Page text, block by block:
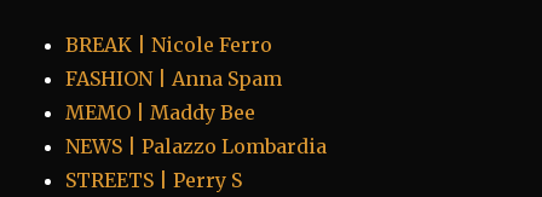
BREAK | Nicole Ferro
FASHION | Anna Spam
MEMO | Maddy Bee
NEWS | Palazzo Lombardia
STREETS | Perry S